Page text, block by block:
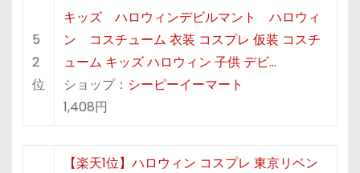
5
2
位
キッズ ハロウィンデビルマント ハロウィ
ン コスチューム 衣装 コスプレ 仮装 コスチ
ューム キッズ ハロウィン 子供 デビ…
ショップ： シーピーイーマート
1,408円
【楽天1位】ハロウィン コスプレ 東京リベン